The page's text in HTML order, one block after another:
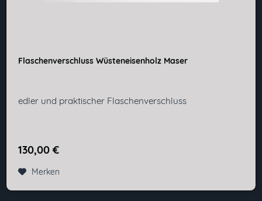
Flaschenverschluss Wüsteneisenholz Maser
edler und praktischer Flaschenverschluss
130,00 €
Merken